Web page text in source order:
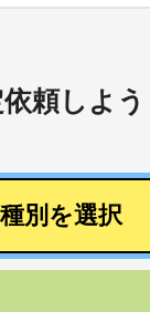
頼しよう